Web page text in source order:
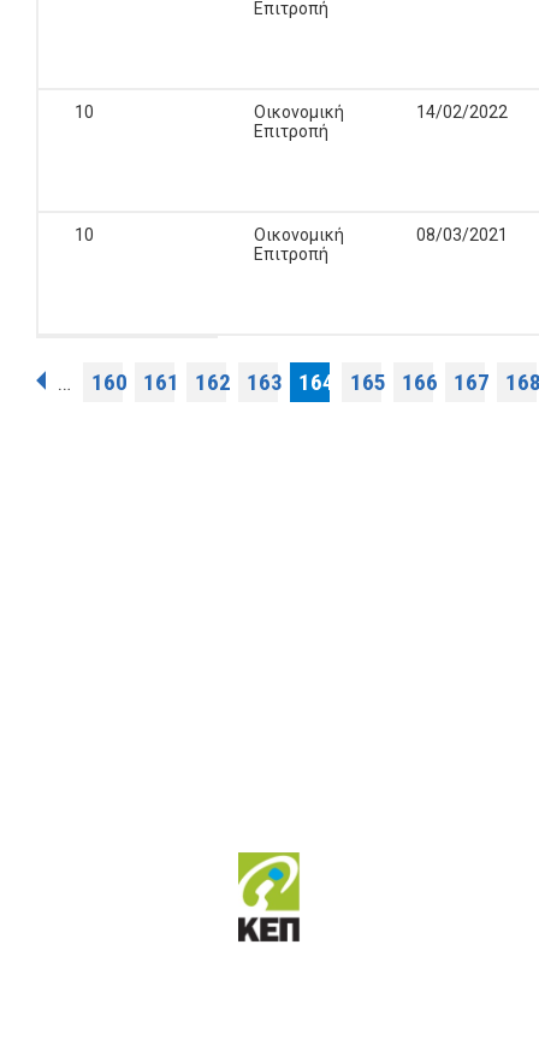
Επιτροπή
10
Οικονομική
Επιτροπή
14/02/2022
10
Οικονομική
Επιτροπή
08/03/2021
Pages
… 160 161 162 163 164 165 166 167